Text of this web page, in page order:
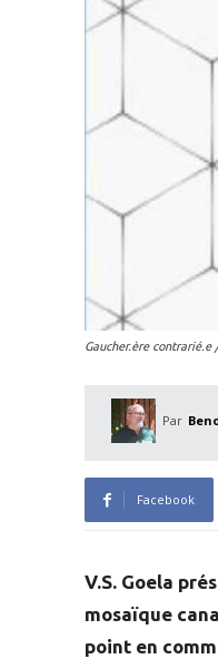
Gaucher.ère contrarié.e
Par
Facebook
V.S. Goela
mosaïque
point en